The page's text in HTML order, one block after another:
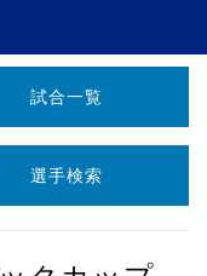
試合一覧
選手検索